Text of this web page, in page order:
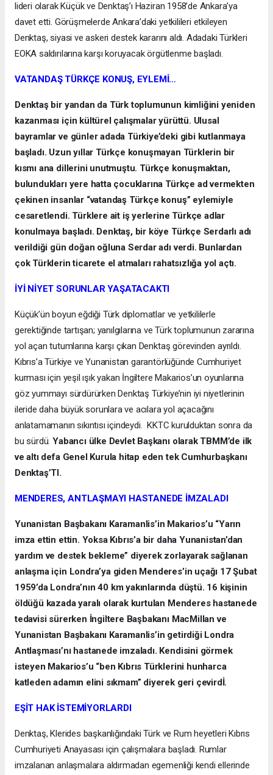
lideri olarak Küçük ve Denktaş’ı Haziran 1958’de Ankara’ya
davet etti. Görüşmelerde Ankara’daki yetkilileri etkileyen
Denktaş, siyasi ve askeri destek kararını aldı. Adadaki Türkleri
EOKA saldırılarına karşı koruyacak örgütlenme başladı.
VATANDAŞ TÜRKÇE KONUŞ, EYLEMİ…
Denktaş bir yandan da Türk toplumunun kimliğini yeniden
kazanması için kültürel çalışmalar yürüttü. Ulusal
bayramlar ve günler adada Türkiye’deki gibi kutlanmaya
başladı. Uzun yıllar Türkçe konuşmayan Türklerin bir
kısmı ana dillerini unutmuştu. Türkçe konuşmaktan,
bulundukları yere hatta çocuklarına Türkçe ad vermekten
çekinen insanlar “vatandaş Türkçe konuş” eylemiyle
cesaretlendi. Türklere ait iş yerlerine Türkçe adlar
konulmaya başladı. Denktaş, bir köye Türkçe Serdarlı adı
verildiği gün doğan oğluna Serdar adı verdi. Bunlardan
çok Türklerin ticarete el atmaları rahatsızlığa yol açtı.
İYİ NİYET SORUNLAR YAŞATACAKTI
Küçük’ün boyun eğdiği Türk diplomatlar ve yetkililerle
gerektiğinde tartışan; yanılgılarına ve Türk toplumunun zararına
yol açan tutumlarına karşı çıkan Denktaş görevinden ayrıldı.
Kıbrıs’a Türkiye ve Yunanistan garantörlüğünde Cumhuriyet
kurması için yeşil ışık yakan İngiltere Makarios’un oyunlarına
göz yummayı sürdürürken Denktaş Türkiye’nin iyi niyetlerinin
ileride daha büyük sorunlara ve acılara yol açacağını
anlatamamanın sıkıntısı içindeydi. KKTC kurulduktan sonra da
bu sürdü.Yabancı ülke Devlet Başkanı olarak TBMM’de ilk
ve altı defa Genel Kurula hitap eden tek Cumhurbaşkanı
Denktaş’TI.
MENDERES, ANTLAŞMAYI HASTANEDE İMZALADI
Yunanistan Başbakanı Karamanlis’in Makarios’u “Yarın
imza ettin ettin. Yoksa Kıbrıs’a bir daha Yunanistan’dan
yardım ve destek bekleme” diyerek zorlayarak sağlanan
anlaşma için Londra’ya giden Menderes’in uçağı 17 Şubat
1959’da Londra’nın 40 km yakınlarında düştü. 16 kişinin
öldüğü kazada yaralı olarak kurtulan Menderes hastanede
tedavisi sürerken İngiltere Başbakanı MacMillan ve
Yunanistan Başbakanı Karamanlis’in getirdiği Londra
Antlaşması’nı hastanede imzaladı. Kendisini görmek
isteyen Makarios’u “ben Kıbrıs Türklerini hunharca
katleden adamın elini sıkmam” diyerek geri çevirdİ.
EŞİT HAK İSTEMİYORLARDI
Denktaş, Klerides başkanlığındaki Türk ve Rum heyetleri Kıbrıs
Cumhuriyeti Anayasası için çalışmalara başladı. Rumlar
imzalanan anlaşmalara aldırmadan egemenliği kendi ellerinde